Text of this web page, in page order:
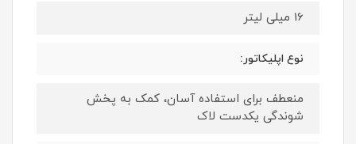
16 میلی لیتر
نوع اپلیکاتور:
منعطف برای استفاده آسان، کمک به پخش
شوندگی یکدست لاک